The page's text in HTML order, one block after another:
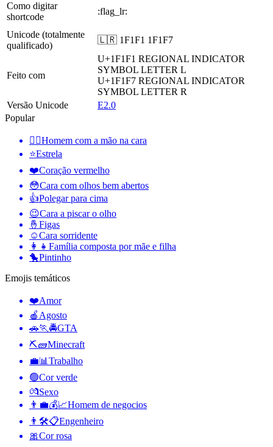
Como digitar
shortcode
:flag_lr:
Unicode (totalmente
qualificado)
🇱🇷 1F1F1 1F1F7
Feito com
U+1F1F1 REGIONAL INDICATOR
SYMBOL LETTER L
U+1F1F7 REGIONAL INDICATOR
SYMBOL LETTER R
Versão Unicode
E2.0
Popular
🤦‍♂️Homem com a mão na cara
⭐Estrela
❤️Coração vermelho
😳Cara com olhos bem abertos
👍Polegar para cima
😉Cara a piscar o olho
🤞 Figas
☺️Cara sorridente
👩‍👧 Família composta por mãe e filha
🐤Pintinho
Emojis temáticos
❤️Amor
🍎 Agosto
🚗🏃🚔GTA
⛏🧱Minecraft
💼📊 Trabalho
🟢Cor verde
💏Sexo
👨‍💼💰📈Homem de negocios
👨🛠📋Engenheiro
🎀Cor rosa